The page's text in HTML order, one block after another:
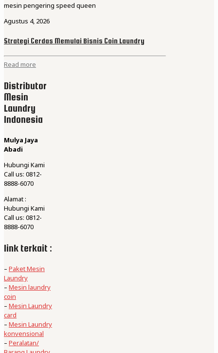
mesin pengering speed queen
Agustus 4, 2026
Strategi Cerdas Memulai Bisnis Coin Laundry
Read more
Distributor
Mesin
Laundry
Indonesia
Mulya Jaya
Abadi
Hubungi Kami
Call us: 0812-
8888-6070
Alamat :
Hubungi Kami
Call us: 0812-
8888-6070
link terkait :
– Paket Mesin
Laundry
– Mesin laundry
coin
– Mesin Laundry
card
– Mesin Laundry
konvensional
– Peralatan/